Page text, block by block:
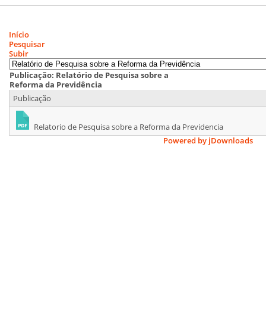
Início
Pesquisar
Subir
Publicação: Relatório de Pesquisa sobre a
Reforma da Previdência
Publicação
Relatorio de Pesquisa sobre a Reforma da Previdencia
Powered by jDownloads